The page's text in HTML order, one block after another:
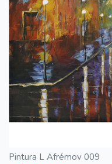
Pintura L Afrémov 009